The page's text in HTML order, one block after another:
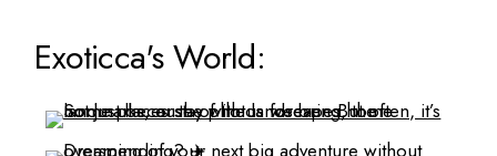
Exoticca's World: